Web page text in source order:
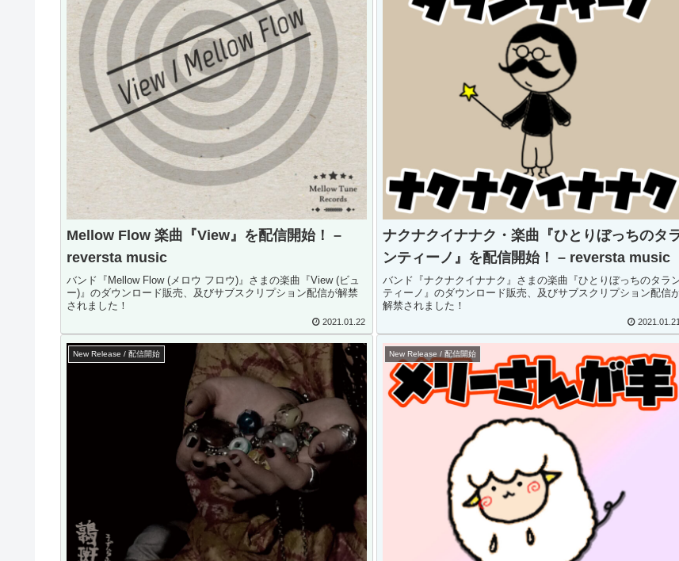
Mellow Flow 楽曲『View』を配信開始！ –
reversta music
バンド『Mellow Flow (メロウ フロウ)』さまの楽曲『View (ビュ
ー)』のダウンロード販売、及びサブスクリプション配信が解禁
されました！
2021.01.22
ナクナクイナナク・楽曲『ひとりぼっちのタ
ンティーノ』を配信開始！ – reversta music
バンド『ナクナクイナナク』さまの楽曲『ひとりぼっちのタラ
ティーノ』のダウンロード販売、及びサブスクリプション配信
解禁されました！
2021.01.21
New Release / 配信開始 New Release / 配信開始